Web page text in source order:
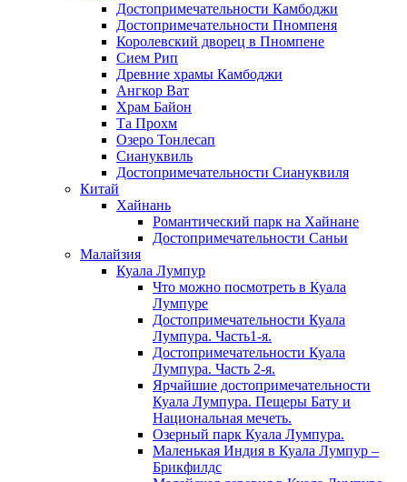
Достопримечательности Камбоджи
Достопримечательности Пномпеня
Королевский дворец в Пномпене
Сием Рип
Древние храмы Камбоджи
Ангкор Ват
Храм Байон
Та Прохм
Озеро Тонлесап
Сиануквиль
Достопримечательности Сиануквиля
Китай
Хайнань
Романтический парк на Хайнане
Достопримечательности Саньи
Малайзия
Куала Лумпур
Что можно посмотреть в Куала
Лумпуре
Достопримечательности Куала
Лумпура. Часть1-я.
Достопримечательности Куала
Лумпура. Часть 2-я.
Ярчайшие достопримечательности
Куала Лумпура. Пещеры Бату и
Национальная мечеть.
Озерный парк Куала Лумпура.
Маленькая Индия в Куала Лумпур –
Брикфилдс